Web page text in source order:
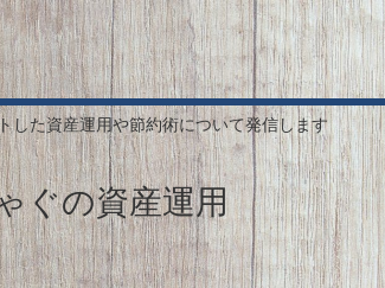
した資産運用や節約術について発信します
ぐの資産運用